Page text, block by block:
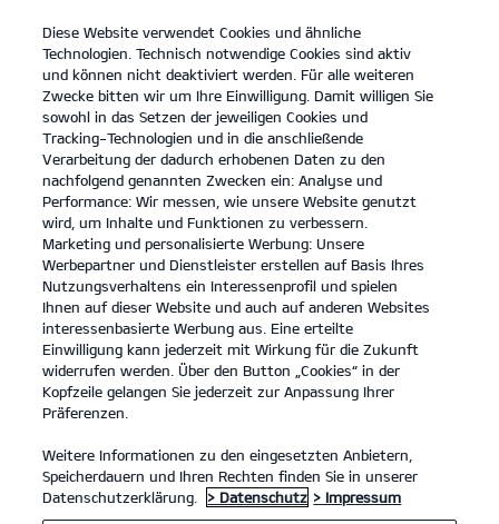
open
menu
KONTAKT
Diese Website verwendet Cookies und ähnliche
Technologien. Technisch notwendige Cookies sind aktiv
und können nicht deaktiviert werden. Für alle weiteren
Zwecke bitten wir um Ihre Einwilligung. Damit willigen Sie
sowohl in das Setzen der jeweiligen Cookies und
Tracking-Technologien und in die anschließende
Verarbeitung der dadurch erhobenen Daten zu den
nachfolgend genannten Zwecken ein: Analyse und
Performance: Wir messen, wie unsere Website genutzt
wird, um Inhalte und Funktionen zu verbessern.
Marketing und personalisierte Werbung: Unsere
Werbepartner und Dienstleister erstellen auf Basis Ihres
Nutzungsverhaltens ein Interessenprofil und spielen
Ihnen auf dieser Website und auch auf anderen Websites
interessenbasierte Werbung aus. Eine erteilte
Einwilligung kann jederzeit mit Wirkung für die Zukunft
widerrufen werden. Über den Button „Cookies“ in der
Kopfzeile gelangen Sie jederzeit zur Anpassung Ihrer
Präferenzen.
Weitere Informationen zu den eingesetzten Anbietern,
Speicherdauern und Ihren Rechten finden Sie in unserer
Datenschutzerklärung.
> Datenschutz > Impressum